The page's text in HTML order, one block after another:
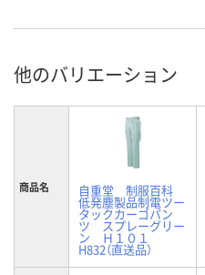
他のバリエーション
商品名 自重堂 制服百科
低発塵製品制電ツー
タックカーゴパン
ツ スプレーグリー
ン Ｈ１０１
H832（直送品）